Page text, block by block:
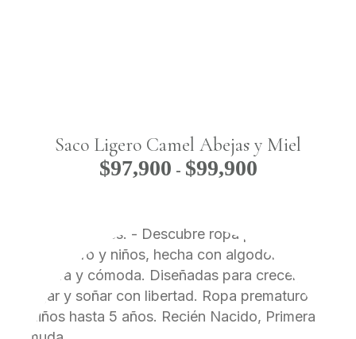
Saco Ligero Camel Abejas y Miel
$97,900 - $99,900Rango
hasta
$99,900